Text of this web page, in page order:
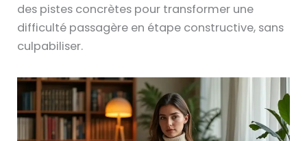
des pistes concrètes pour transformer une
difficulté passagère en étape constructive, sans
culpabiliser.